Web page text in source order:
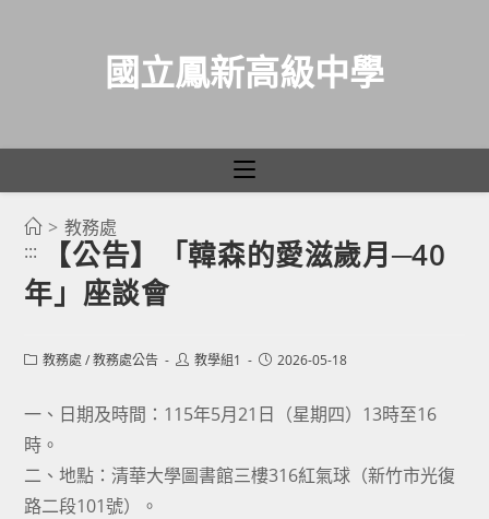
國立鳳新高級中學
> 教務處
:::
【公告】「韓森的愛滋歲月─40
年」座談會
Post教務處 / 教務處公告
Post教學組1
Post2026-05-18
一、日期及時間：115年5月21日（星期四）13時至16
時。
二、地點：清華大學圖書館三樓316紅氣球（新竹市光復
路二段101號）。